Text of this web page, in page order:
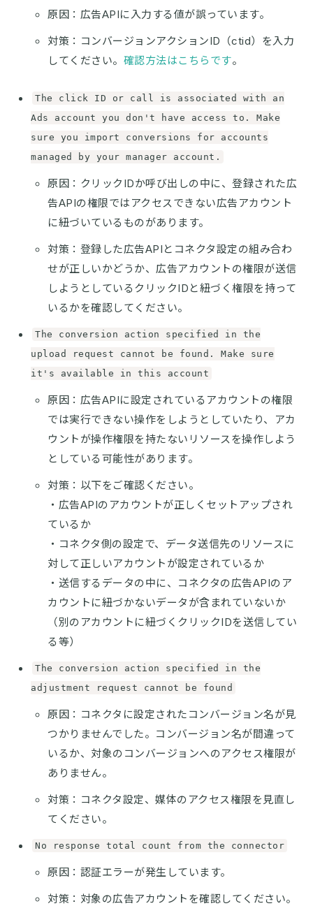
原因：広告APIに入力する値が誤っています。
対策：コンバージョンアクションID（ctid）を入力
してください。 確認方法はこちらです。
The click ID or call is associated with an
Ads account you don't have access to. Make
sure you import conversions for accounts
managed by your manager account.
原因：クリックIDか呼び出しの中に、登録された広
告APIの権限ではアクセスできない広告アカウント
に紐づいているものがあります。
対策：登録した広告APIとコネクタ設定の組み合わ
せが正しいかどうか、広告アカウントの権限が送信
しようとしているクリックIDと紐づく権限を持って
いるかを確認してください。
The conversion action specified in the
upload request cannot be found. Make sure
it's available in this account
原因：広告APIに設定されているアカウントの権限
では実行できない操作をしようとしていたり、アカ
ウントが操作権限を持たないリソースを操作しよう
としている可能性があります。
対策：以下をご確認ください。
・広告APIのアカウントが正しくセットアップされ
ているか
・コネクタ側の設定で、データ送信先のリソースに
対して正しいアカウントが設定されているか
・送信するデータの中に、コネクタの広告APIのア
カウントに紐づかないデータが含まれていないか
（別のアカウントに紐づくクリックIDを送信してい
る等）
The conversion action specified in the
adjustment request cannot be found
原因：コネクタに設定されたコンバージョン名が見
つかりませんでした。コンバージョン名が間違って
いるか、対象のコンバージョンへのアクセス権限が
ありません。
対策：コネクタ設定、媒体のアクセス権限を見直し
てください。
No response total count from the connector
原因：認証エラーが発生しています。
対策：対象の広告アカウントを確認してください。